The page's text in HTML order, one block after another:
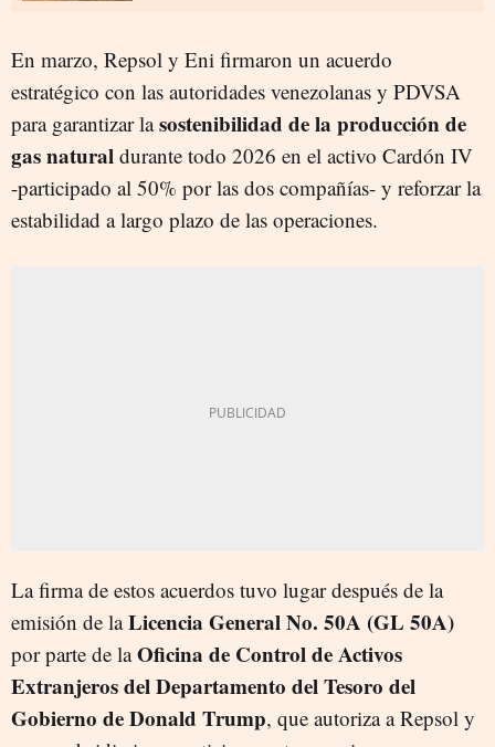
En marzo, Repsol y Eni firmaron un acuerdo
estratégico con las autoridades venezolanas y PDVSA
para garantizar lasostenibilidad de la producción de
gas natural durante todo 2026 en el activo Cardón IV
-participado al 50% por las dos compañías- y reforzar la
estabilidad a largo plazo de las operaciones.
La firma de estos acuerdos tuvo lugar después de la
emisión de laLicencia General No. 50A (GL 50A)
por parte de laOficina de Control de Activos
Extranjeros del Departamento del Tesoro del
Gobierno de Donald Trump, que autoriza a Repsol y